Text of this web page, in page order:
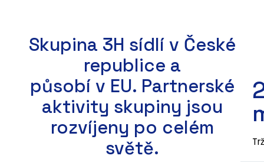
Skupina 3H sídlí v České
republice a
působí v EU. Partnerské
aktivity skupiny jsou
rozvíjeny po celém
světě.